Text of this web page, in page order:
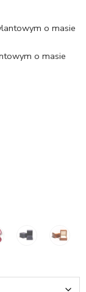
o masie
o masie